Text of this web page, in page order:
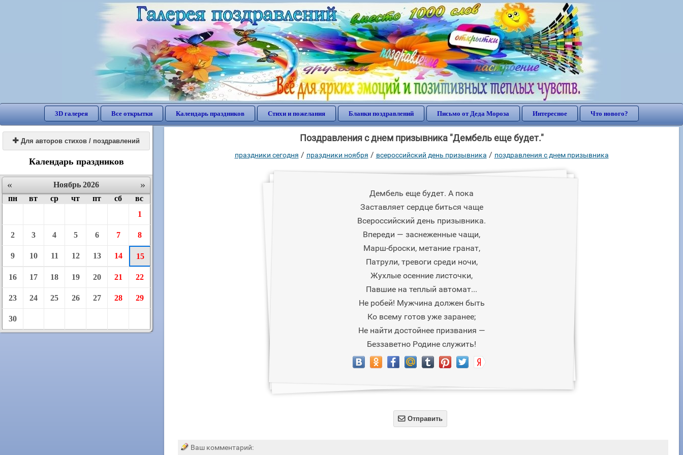
3D галерея Все открытки Календарь праздников Стихи и пожелания Бланки поздравлений Письмо от Деда Мороза Интересное Что нового?
 Для авторов стихов / поздравлений
Календарь праздников
« »
Ноябрь 2026
пн
вт ср чт пт сб
вс
1
2 3 4 5 6 7 8
9 10 11 12 13 14 15
16 17 18 19 20 21 22
23 24 25 26 27 28 29
30
Поздравления с днем призывника "Дембель еще будет."
праздники сегодня / праздники ноября / всероссийский день призывника / поздравления с днем призывника
Дембель еще будет. А пока
Заставляет сердце биться чаще
Всероссийский день призывника.
Впереди — заснеженные чащи,
Марш-броски, метание гранат,
Патрули, тревоги среди ночи,
Жухлые осенние листочки,
Павшие на теплый автомат...
Не робей! Мужчина должен быть
Ко всему готов уже заранее;
Не найти достойнее призвания —
Беззаветно Родине служить!
 Отправить
Ваш комментарий: